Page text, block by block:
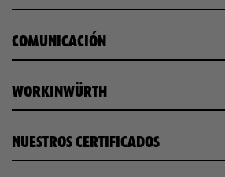
COMUNICACIÓN
WORKINWÜRTH
NUESTROS CERTIFICADOS